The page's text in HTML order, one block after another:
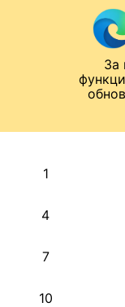
За
Към
Лига на
1
4
7
10